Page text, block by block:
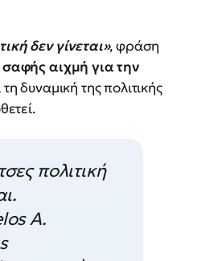
δεν γίνεται», φράση
σαφής αιχμή για την
τη δυναμική της πολιτικής
πολιτική
Α.